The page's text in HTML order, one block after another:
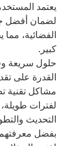
يعتمد
لضمان أفضل
الفضائية،
كبير.
حلول سريعة
القدرة على
مشاكل تقنية
لفترات
التحديث
بفضل معرفتهم